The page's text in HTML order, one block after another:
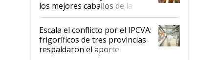
los mejores caballos de la
Argentina y los mitos que
todavía hacen sufrir a estos
animales: "Mientras me
descalificaban, yo seguí
haciendo currículum"
Escala el conflicto por el IPCVA:
frigoríficos de tres provincias
respaldaron el aporte